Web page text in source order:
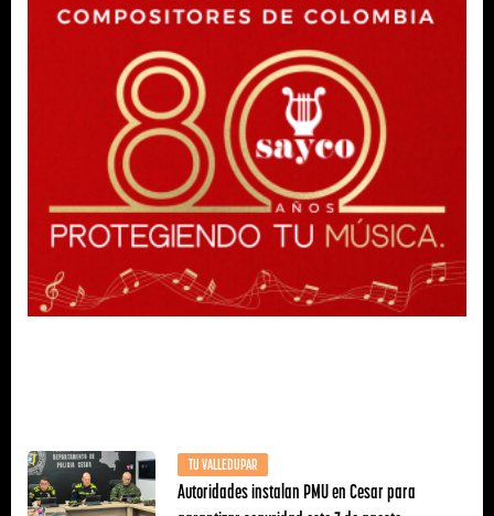
TU VALLEDUPAR
Autoridades instalan PMU en Cesar para